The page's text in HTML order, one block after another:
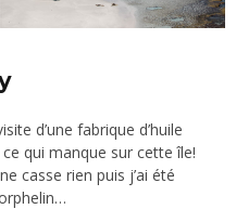
d’une fabrique d’huile
ce qui manque sur cette île!
casse rien puis j’ai été